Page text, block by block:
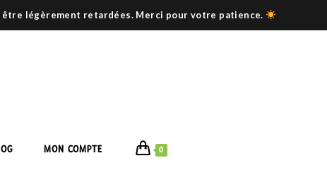
légèrement retardées. Merci pour votre patience.
MON COMPTE 0